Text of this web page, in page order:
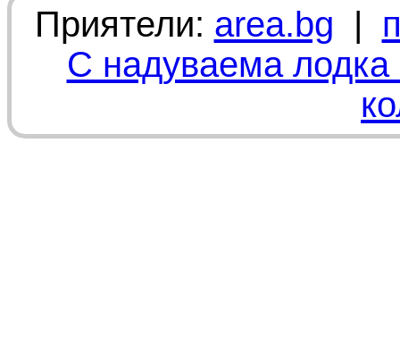
Приятели: area.bg |
С надуваема лодка